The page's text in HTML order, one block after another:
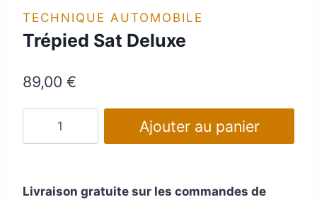
TECHNIQUE AUTOMOBILE
Trépied Sat Deluxe
89,00 €
Deluxe
Ajouter au panier
Livraison gratuite sur les commandes de